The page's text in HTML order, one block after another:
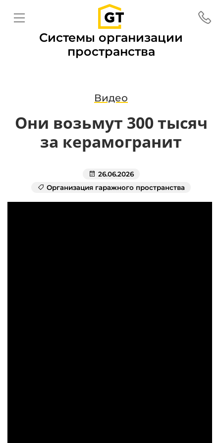
Системы организации
пространства
Видео
Они возьмут 300 тысяч
за керамогранит
26.06.2026
Организация гаражного пространства